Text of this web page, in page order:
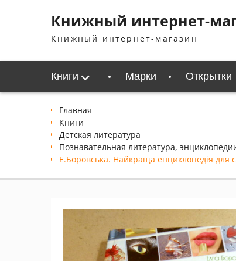
содержимомуКнижный интернет-
Книжный интернет-магазин
Книги Марки Открытки
Главная
Книги
Детская литература
Познавательная литература,
Е.Боровська. Найкраща енциклопедія для